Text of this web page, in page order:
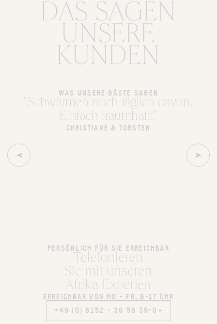
DAS SAGEN
UNSERE
KUNDEN
WAS UNSERE GÄSTE SAGEN
"Schwärmen noch täglich davon.
Einfach traumhaft!"
CHRISTIANE & TORSTEN
PERSÖNLICH FÜR SIE ERREICHBAR
Telefonieren
Sie mit unseren
Afrika Experten
ERREICHBAR VON MO – FR, 8-17 UHR
+49 (0) 8152 - 39 56 39-0
+49 (0) 8152 - 39 56 39-0